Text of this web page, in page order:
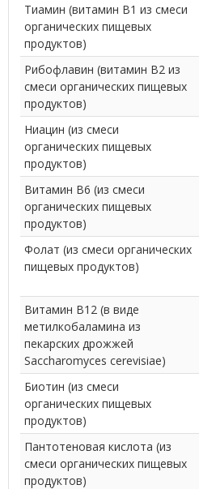
Тиамин (витамин B1 из смеси
органических пищевых
продуктов)
Рибофлавин (витамин B2 из
смеси органических пищевых
продуктов)
Ниацин (из смеси
органических пищевых
продуктов)
Витамин B6 (из смеси
органических пищевых
продуктов)
Фолат (из смеси органических
пищевых продуктов)
Витамин B12 (в виде
метилкобаламина из
пекарских дрожжей
Saccharomyces cerevisiae)
Биотин (из смеси
органических пищевых
продуктов)
Пантотеновая кислота (из
смеси органических пищевых
продуктов)